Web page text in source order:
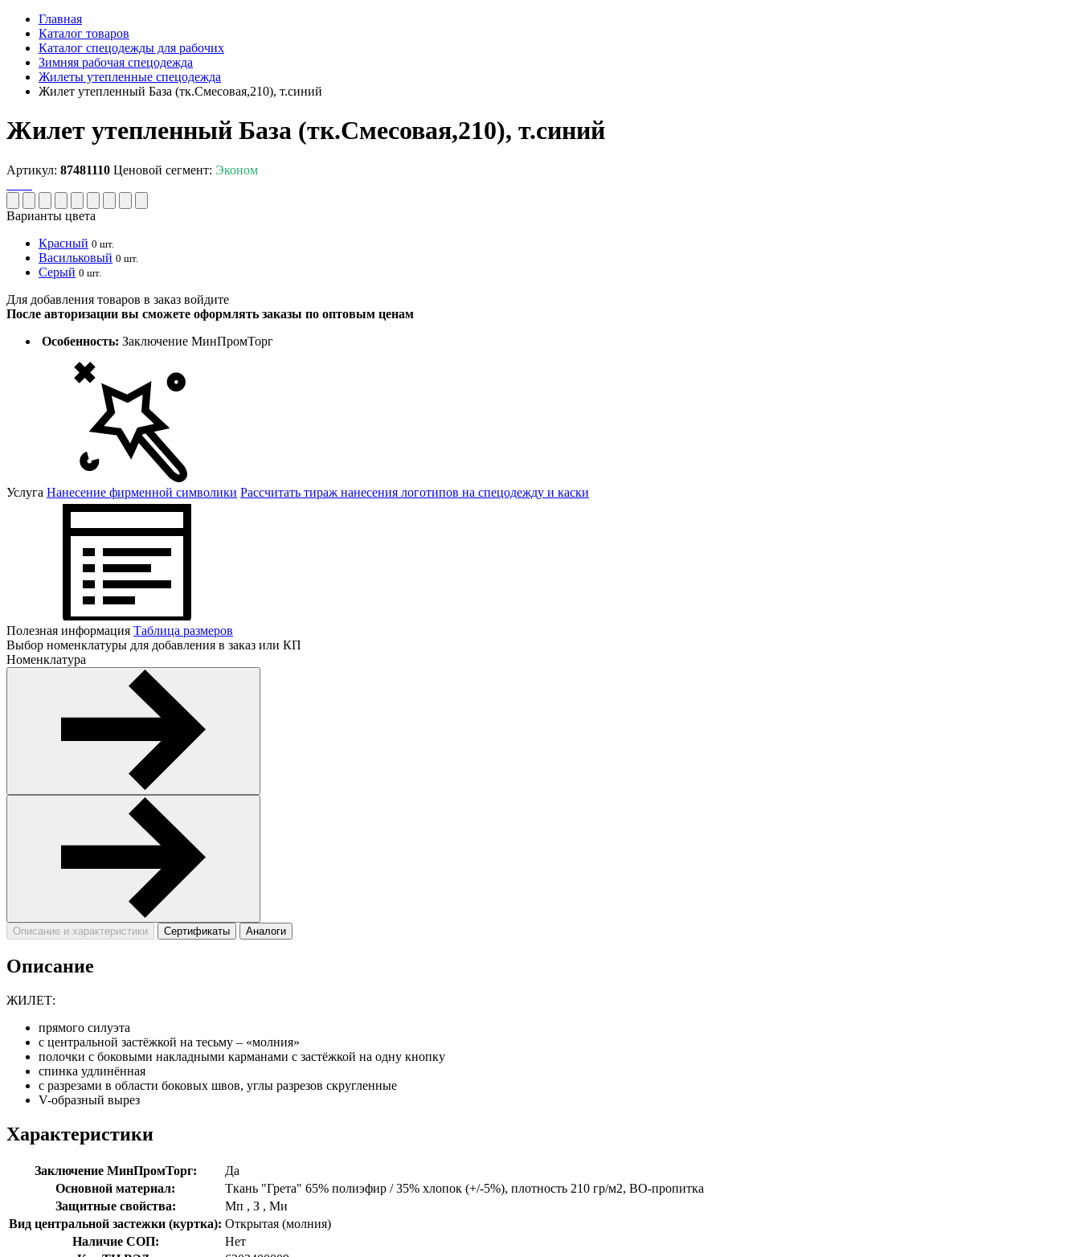
Главная
Каталог товаров
Каталог спецодежды для рабочих
Зимняя рабочая спецодежда
Жилеты утепленные спецодежда
Жилет утепленный База (тк.Смесовая,210), т.синий
Жилет утепленный База (тк.Смесовая,210), т.синий
Артикул: 87481110 Ценовой сегмент: Эконом
Варианты цвета
Красный 0 шт.
Васильковый 0 шт.
Серый 0 шт.
Для добавления товаров в заказ войдите
После авторизации вы сможете оформлять заказы по оптовым ценам
Особенность: Заключение МинПромТорг
Услуга Нанесение фирменной символики Рассчитать тираж нанесения логотипов на спецодежду и каски
Полезная информация Таблица размеров
Выбор номенклатуры для добавления в заказ или КП
Номенклатура
Описание и характеристики Сертификаты Аналоги
Описание
ЖИЛЕТ:
прямого силуэта
с центральной застёжкой на тесьму – «молния»
полочки с боковыми накладными карманами с застёжкой на одну кнопку
спинка удлинённая
с разрезами в области боковых швов, углы разрезов скругленные
V-образный вырез
Характеристики
Заключение МинПромТорг:
Да
Основной материал:
Ткань "Грета" 65% полиэфир / 35% хлопок (+/-5%), плотность 210 гр/м2, ВО-пропитка
Защитные свойства:
Мп , З , Ми
Вид центральной застежки (куртка): Открытая (молния)
Наличие СОП:
Нет